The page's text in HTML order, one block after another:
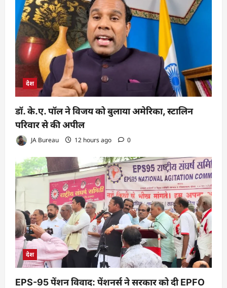
देश
डॉ. के.ए. पॉल ने विजय को बुलाया अमेरिका, स्टालिन
परिवार से की अपील
JA Bureau 12 hours ago 0
देश
EPS-95 पेंशन विवाद: पेंशनर्स ने सरकार को दी EPFO